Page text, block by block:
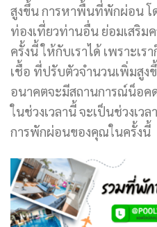
สูงขึ้น การหาพื้นที่พักผ่อน โ
ท่องเที่ยวท่านอื่น ย่อมเสริม
ครั้งนี้ ให้กับเราได้ เพราะเ
เชื้อ ที่ปรับตัวจำนวนเพิ่มสูง
อนาคตจะมีสถานการณ์น็อค
ในช่วงเวลานี้ จะเป็นช่วงเ
การพักผ่อนของคุณในครั้งนี้